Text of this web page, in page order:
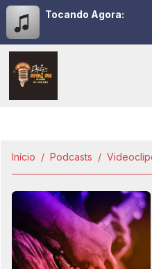
Tocando Agora:
Início Podcasts